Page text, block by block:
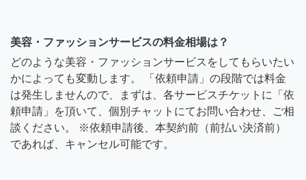
美容・ファッションサービスの料金相場は？
どのような美容・ファッションサービスをしてもらいたい
かによっても変動します。 「依頼申請」の段階では料金
は発生しませんので、まずは、各サービスチケットに「依
頼申請」を頂いて、個別チャットにてお問い合わせ、ご相
談ください。 ※依頼申請後、本契約前（前払い決済前）
であれば、キャンセル可能です。